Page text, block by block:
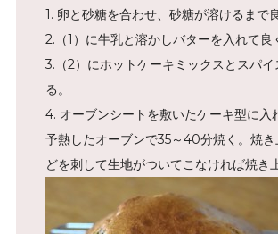
1. 卵と砂糖を合わせ、砂糖が溶けるまで
2.（1）に牛乳と溶かしバターを入れて良
3.（2）にホットケーキミックスとスパ
る。
4. オーブンシートを敷いたケーキ型に
予熱したオーブンで35～40分焼く。焼
どを刺して生地がついてこなければ焼き